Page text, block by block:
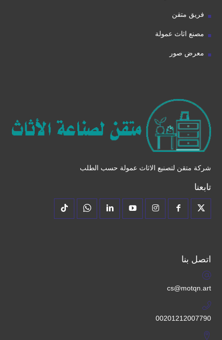
فريق متقن
مصنع اثاث عمولة
معرض صور
شركة متقن لتصنيع الاثاث عمولة حسب الطلب
تابعنا
اتصل بنا
cs@motqn.art
00201212007790